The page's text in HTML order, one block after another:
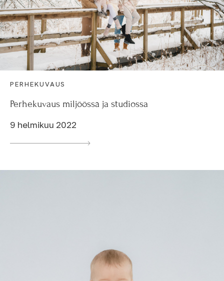
PERHEKUVAUS
Perhekuvaus miljöössä ja studiossa
9 helmikuu 2022